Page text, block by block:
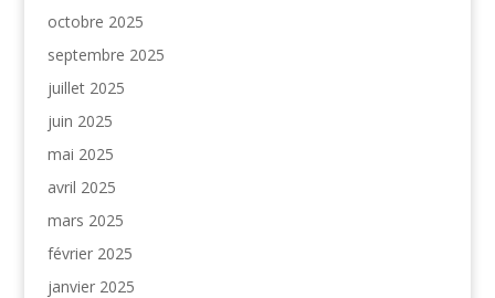
octobre 2025
septembre 2025
juillet 2025
juin 2025
mai 2025
avril 2025
mars 2025
février 2025
janvier 2025